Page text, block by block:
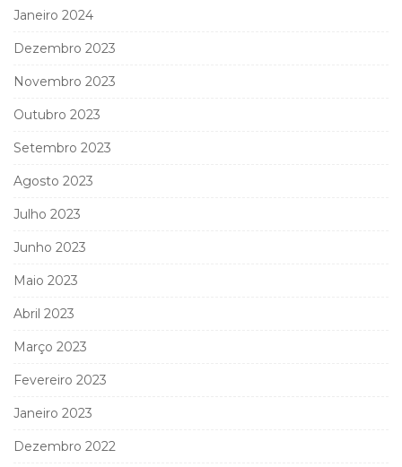
Janeiro 2024
Dezembro 2023
Novembro 2023
Outubro 2023
Setembro 2023
Agosto 2023
Julho 2023
Junho 2023
Maio 2023
Abril 2023
Março 2023
Fevereiro 2023
Janeiro 2023
Dezembro 2022